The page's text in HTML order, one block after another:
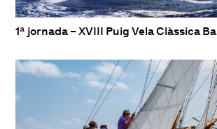
1ª jornada – XVIII Puig Vela Clàssica